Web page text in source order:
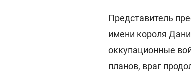
Представитель
имени короля
оккупационные
планов, враг